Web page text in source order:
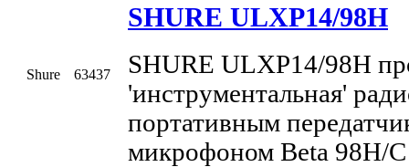
Shure 63437
SHURE ULXP14/98H
SHURE ULXP14/98H
'инструментальная'
портативным
микрофоном Beta 98H/